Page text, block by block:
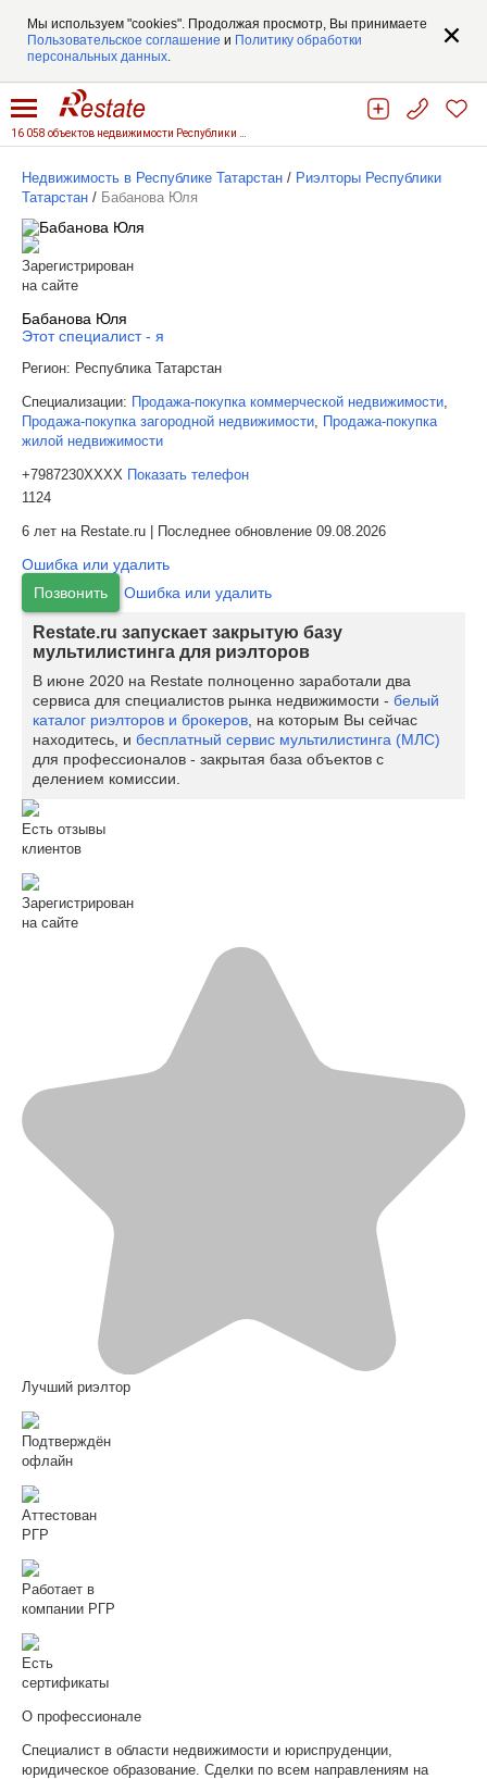
Мы используем "cookies". Продолжая просмотр, Вы принимаете
Пользовательское соглашение и Политику обработки
персональных данных.
Недвижимость в Республике Татарстан / Риэлторы Республики
Татарстан / Бабанова Юля
Зарегистрирован
на сайте
Бабанова Юля
Этот специалист - я
Регион: Республика Татарстан
Специализации: Продажа-покупка коммерческой недвижимости,
Продажа-покупка загородной недвижимости, Продажа-покупка
жилой недвижимости
+7987230XXXX Показать телефон
1124
6 лет на Restate.ru | Последнее обновление 09.08.2026
Ошибка или удалить
Позвонить
Ошибка или удалить
Restate.ru запускает закрытую базу
мультилистинга для риэлторов
В июне 2020 на Restate полноценно заработали два
сервиса для специалистов рынка недвижимости - белый
каталог риэлторов и брокеров , на которым Вы сейчас
находитесь, и бесплатный сервис мультилистинга (МЛС)
для профессионалов - закрытая база объектов с
делением комиссии.
Есть отзывы
клиентов
Зарегистрирован
на сайте
Лучший риэлтор
Подтверждён
офлайн
Аттестован
РГР
Работает в
компании РГР
Есть
сертификаты
О профессионале
Специалист в области недвижимости и юриспруденции,
юридическое образование. Сделки по всем направлениям на